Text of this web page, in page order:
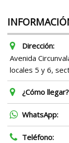
Dirección:
Avenida
locales 5 y 6,
¿Cómo
WhatsApp:
Teléfono: